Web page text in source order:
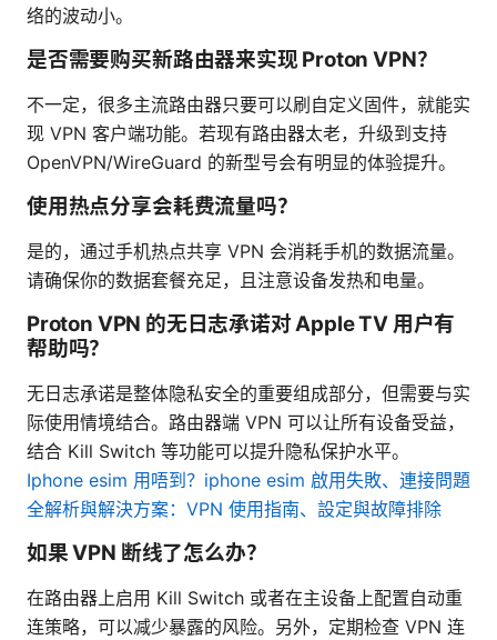
络的波动小。
是否需要购买新路由器来实现 Proton VPN？
不一定，很多主流路由器只要可以刷自定义固件，就能实
现 VPN 客户端功能。若现有路由器太老，升级到支持
OpenVPN/WireGuard 的新型号会有明显的体验提升。
使用热点分享会耗费流量吗？
是的，通过手机热点共享 VPN 会消耗手机的数据流量。
请确保你的数据套餐充足，且注意设备发热和电量。
Proton VPN 的无日志承诺对 Apple TV 用户有
帮助吗？
无日志承诺是整体隐私安全的重要组成部分，但需要与实
际使用情境结合。路由器端 VPN 可以让所有设备受益，
结合 Kill Switch 等功能可以提升隐私保护水平。
Iphone esim 用唔到？iphone esim 啟用失敗、連接問題
全解析與解決方案：VPN 使用指南、設定與故障排除
如果 VPN 断线了怎么办？
在路由器上启用 Kill Switch 或者在主设备上配置自动重
连策略，可以减少暴露的风险。另外，定期检查 VPN 连